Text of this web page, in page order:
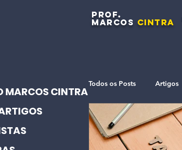
PROF.
MARCOS CINTRA
MARCOS CINTRA
Todos os Posts Artigos